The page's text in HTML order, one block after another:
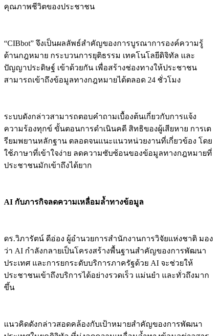
คุณภาพชีวิตของประชาชน
“CIBbot” จึงเป็นผลลัพธ์สำคัญของการบูรณาการองค์ความรู้
ด้านกฎหมาย กระบวนการยุติธรรม เทคโนโลยีดิจิทัล และ
ปัญญาประดิษฐ์ เข้าด้วยกัน เพื่อสร้างช่องทางให้ประชาชน
สามารถเข้าถึงข้อมูลทางกฎหมายได้ตลอด 24 ชั่วโมง
ระบบดังกล่าวสามารถตอบคำถามเบื้องต้นเกี่ยวกับการแจ้ง
ความร้องทุกข์ ขั้นตอนการดำเนินคดี สิทธิของผู้เสียหาย การเต
รียมพยานหลักฐาน ตลอดจนแนะแนวหน่วยงานที่เกี่ยวข้อง โดย
ใช้ภาษาที่เข้าใจง่าย ลดความซับซ้อนของข้อมูลทางกฎหมายที่
ประชาชนมักเข้าถึงได้ยาก
AI กับภารกิจลดความเหลื่อมล้ำทางข้อมูล
ดร.วิภารัตน์ ดีอ่อง ผู้อำนวยการสำนักงานการวิจัยแห่งชาติ มอง
ว่า AI กำลังกลายเป็นโครงสร้างพื้นฐานสำคัญของการพัฒนา
ประเทศ และการยกระดับบริการภาครัฐด้วย AI จะช่วยให้
ประชาชนเข้าถึงบริการได้อย่างรวดเร็ว แม่นยำ และทั่วถึงมาก
ขึ้น
แนวคิดดังกล่าวสอดคล้องกับเป้าหมายสำคัญของการพัฒนา